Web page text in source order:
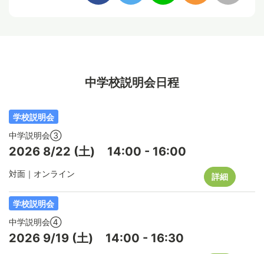
中学校説明会日程
学校説明会
中学説明会③
2026 8/22 (土) 14:00 - 16:00
対面｜オンライン 詳細
学校説明会
中学説明会④
2026 9/19 (土) 14:00 - 16:30